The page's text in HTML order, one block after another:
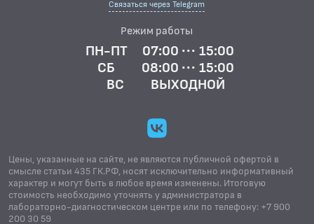
Связаться через Telegram
Режим работы
ПН-ПТ
07:00 ··· 15:00
СБ
08:00 ··· 15:00
ВС
ВЫХОДНОЙ
Цены, указанные на сайте, не являются публичной офертой в
смысле статьи 435 ГК.РФ, носят исключительно информативный
характер и могут быть в любое время изменены. Итоговую
стоимость необходимо уточнять у администратора в
лабораторно-диагностическом центре или по телефону: +7 900
200 30 59